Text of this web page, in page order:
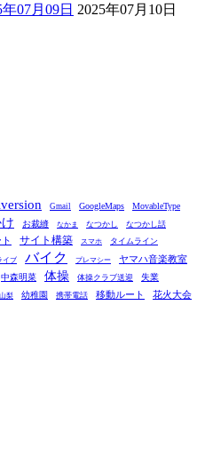
07月09日 2025年07月10日
Gmail GoogleMaps
MovableType
お裁縫 なかま なつかし なつかし話
サイト構築 スマホ タイムライン
イブ バイク プレマシー ヤマハ音楽教室
中森明菜 体操 体操クラブ送迎 失業
山梨 幼稚園 携帯電話 移動ルート 花火大会